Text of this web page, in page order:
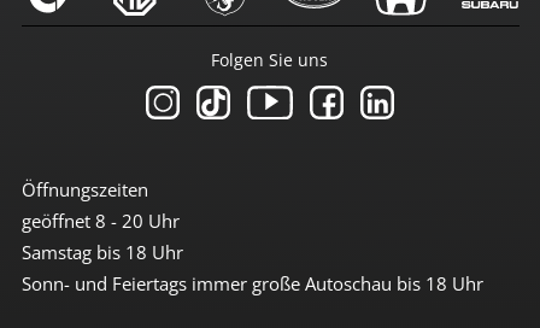
Öffnungszeiten
geöffnet 8 - 20 Uhr
Samstag bis 18 Uhr
Sonn- und Feiertags immer große Autoschau bis 18 Uhr
Folgen Sie uns